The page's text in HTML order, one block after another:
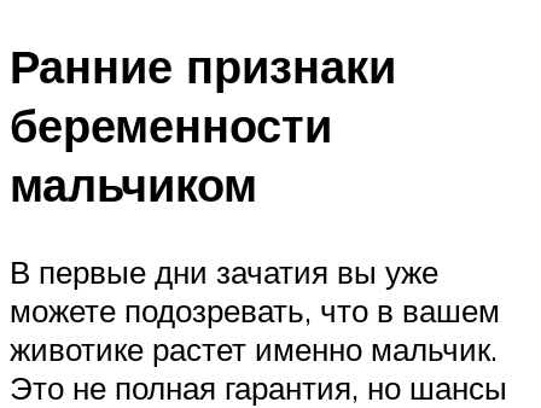
Ранние признаки
беременности
мальчиком
В первые дни зачатия вы уже
можете подозревать, что в вашем
животике растет именно мальчик.
Это не полная гарантия, но шансы